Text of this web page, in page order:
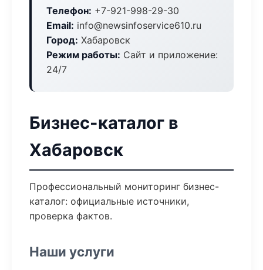
Телефон: +7-921-998-29-30
Email: info@newsinfoservice610.ru
Город: Хабаровск
Режим работы: Сайт и приложение:
24/7
Бизнес-каталог в
Хабаровск
Профессиональный мониторинг бизнес-
каталог: официальные источники,
проверка фактов.
Наши услуги